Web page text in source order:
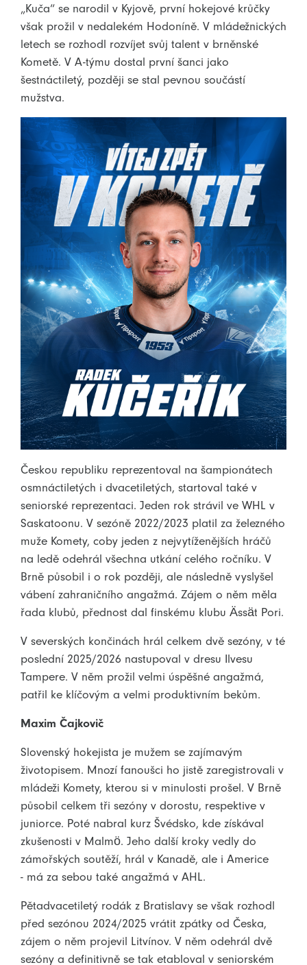
„Kuča“ se narodil v Kyjově, první hokejové krůčky
však prožil v nedalekém Hodoníně. V mládežnických
letech se rozhodl rozvíjet svůj talent v brněnské
Kometě. V A-týmu dostal první šanci jako
šestnáctiletý, později se stal pevnou součástí
mužstva.
Českou republiku reprezentoval na šampionátech
osmnáctiletých i dvacetiletých, startoval také v
seniorské reprezentaci. Jeden rok strávil ve WHL v
Saskatoonu. V sezóně 2022/2023 platil za železného
muže Komety, coby jeden z nejvytíženějších hráčů
na ledě odehrál všechna utkání celého ročníku. V
Brně působil i o rok později, ale následně vyslyšel
vábení zahraničního angažmá. Zájem o něm měla
řada klubů, přednost dal finskému klubu Ässät Pori.
V severských končinách hrál celkem dvě sezóny, v té
poslední 2025/2026 nastupoval v dresu Ilvesu
Tampere. V něm prožil velmi úspěšné angažmá,
patřil ke klíčovým a velmi produktivním bekům.
Maxim Čajkovič
Slovenský hokejista je mužem se zajímavým
životopisem. Mnozí fanoušci ho jistě zaregistrovali v
mládeži Komety, kterou si v minulosti prošel. V Brně
působil celkem tři sezóny v dorostu, respektive v
juniorce. Poté nabral kurz Švédsko, kde získával
zkušenosti v Malmö. Jeho další kroky vedly do
zámořských soutěží, hrál v Kanadě, ale i Americe
- má za sebou také angažmá v AHL.
Pětadvacetiletý rodák z Bratislavy se však rozhodl
před sezónou 2024/2025 vrátit zpátky od Česka,
zájem o něm projevil Litvínov. V něm odehrál dvě
sezóny a definitivně se tak etabloval v seniorském